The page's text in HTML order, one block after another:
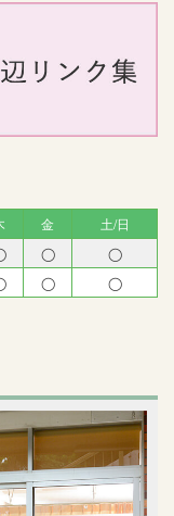
金
土/日
◯
◯
◯ ◯